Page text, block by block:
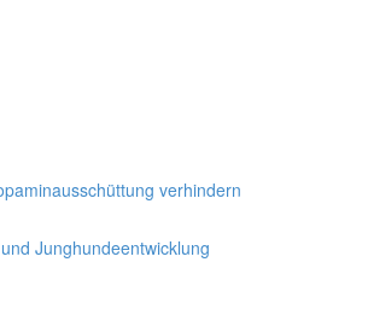
verhindern
Junghundeentwicklung